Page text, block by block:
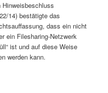
14) bestätigte das
dass ein nicht
ein Filesharing-Netzwerk
ist und auf diese Weise
werden kann.